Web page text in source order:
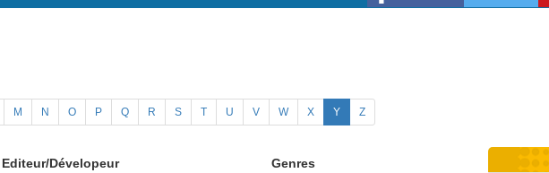
M N O P Q R S T U V W X Y Z
Editeur/Dévelopeur Genres